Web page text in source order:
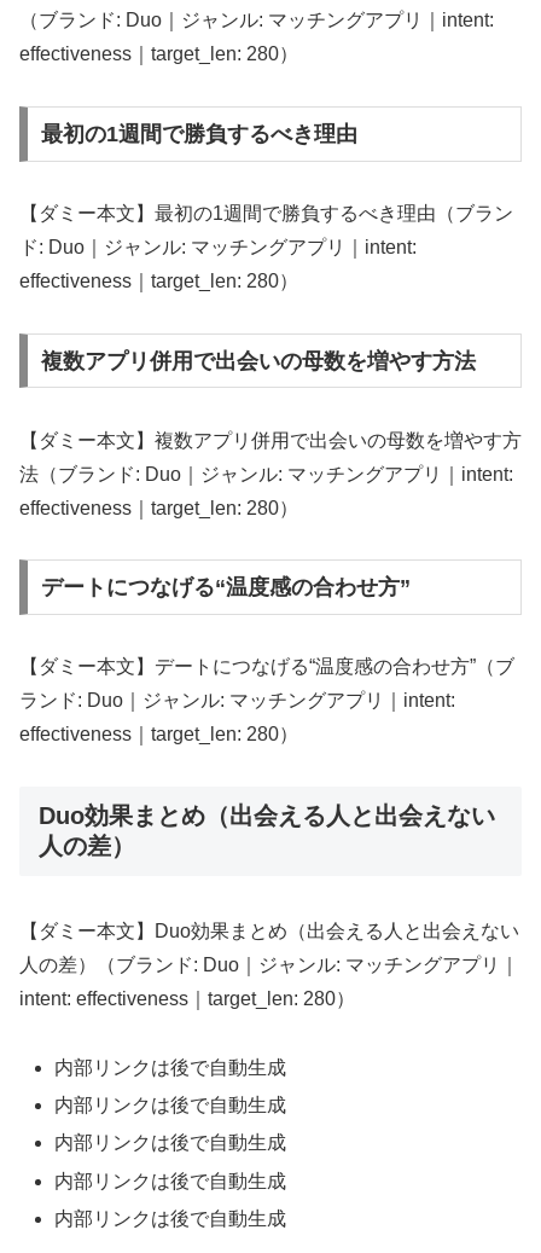
（ブランド: Duo｜ジャンル: マッチングアプリ｜intent:
effectiveness｜target_len: 280）
最初の1週間で勝負するべき理由
【ダミー本文】最初の1週間で勝負するべき理由（ブラン
ド: Duo｜ジャンル: マッチングアプリ｜intent:
effectiveness｜target_len: 280）
複数アプリ併用で出会いの母数を増やす方法
【ダミー本文】複数アプリ併用で出会いの母数を増やす方
法（ブランド: Duo｜ジャンル: マッチングアプリ｜intent:
effectiveness｜target_len: 280）
デートにつなげる“温度感の合わせ方”
【ダミー本文】デートにつなげる“温度感の合わせ方”（ブ
ランド: Duo｜ジャンル: マッチングアプリ｜intent:
effectiveness｜target_len: 280）
Duo効果まとめ（出会える人と出会えない
人の差）
【ダミー本文】Duo効果まとめ（出会える人と出会えない
人の差）（ブランド: Duo｜ジャンル: マッチングアプリ｜
intent: effectiveness｜target_len: 280）
内部リンクは後で自動生成
内部リンクは後で自動生成
内部リンクは後で自動生成
内部リンクは後で自動生成
内部リンクは後で自動生成